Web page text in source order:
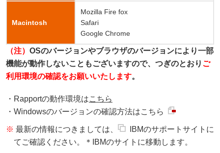
Macintosh
Mozilla Fire fox
Safari
Google Chrome
（注） OSのバージョンやブラウザのバージョンにより一部
機能が動作しないこともございますので、つぎのとおり ご
利用環境の確認をお願いいたします。
・Rapportの動作環境はこちら
・Windowsのバージョンの確認方法はこちら
※ 最新の情報につきましては、 IBMのサポートサイト に
てご確認ください。＊IBMのサイトに移動します。